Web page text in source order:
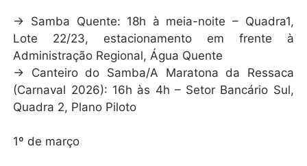
→ Samba Quente: 18h à meia-noite – Quadra1,
Lote 22/23, estacionamento em frente à
Administração Regional, Água Quente
→ Canteiro do Samba/A Maratona da Ressaca
(Carnaval 2026): 16h às 4h – Setor Bancário Sul,
Quadra 2, Plano Piloto
1º de março